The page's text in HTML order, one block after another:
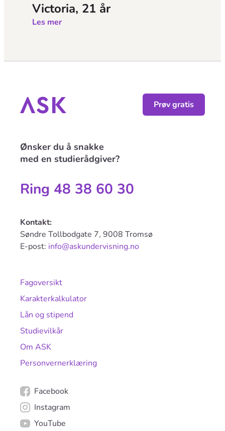
Victoria, 21 år
Les mer
Fagoversikt
Karakterkalkulator
Lån og stipend
Studievilkår
Om ASK
Personvernerklæring
Facebook
Instagram
YouTube
Ønsker du å snakke
med en studierådgiver?
Ring 48 38 60 30
Kontakt:
Søndre Tollbodgate 7, 9008 Tromsø
E-post: info@askundervisning.no
Prøv gratis